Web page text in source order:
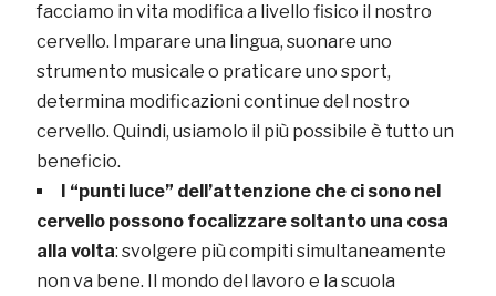
facciamo in vita modifica a livello fisico il nostro
cervello. Imparare una lingua, suonare uno
strumento musicale o praticare uno sport,
determina modificazioni continue del nostro
cervello. Quindi, usiamolo il più possibile è tutto un
beneficio.
I “punti luce” dell’attenzione che ci sono nel
cervello possono focalizzare soltanto una cosa
alla volta: svolgere più compiti simultaneamente
non va bene. Il mondo del lavoro e la scuola